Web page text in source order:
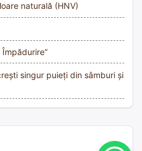
naturală (HNV)
singur puieți din sâmburi și